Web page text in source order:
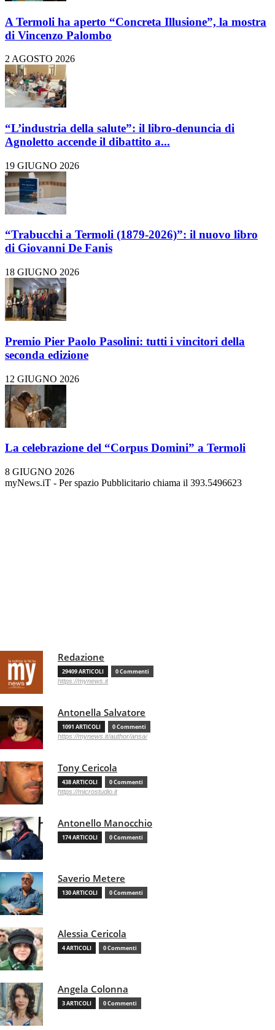
A Termoli ha aperto “Concreta Illusione”, la mostra
di Vincenzo Palombo
2 AGOSTO 2026
“L’industria della salute”: il libro-denuncia di
Agnoletto accende il dibattito a...
19 GIUGNO 2026
“Trabucchi a Termoli (1879-2026)”: il nuovo libro
di Giovanni De Fanis
18 GIUGNO 2026
Premio Pier Paolo Pasolini: tutti i vincitori della
seconda edizione
12 GIUGNO 2026
La celebrazione del “Corpus Domini” a Termoli
8 GIUGNO 2026
myNews.iT - Per spazio Pubblicitario chiama il 393.5496623
Redazione
29409 ARTICOLI 0 Commenti
https://mynews.it
Antonella Salvatore
1091 ARTICOLI 0 Commenti
https://mynews.it/author/ansa/
Tony Cericola
438 ARTICOLI 0 Commenti
https://microstudio.it
Antonello Manocchio
174 ARTICOLI 0 Commenti
Saverio Metere
130 ARTICOLI 0 Commenti
Alessia Cericola
4 ARTICOLI 0 Commenti
Angela Colonna
3 ARTICOLI 0 Commenti